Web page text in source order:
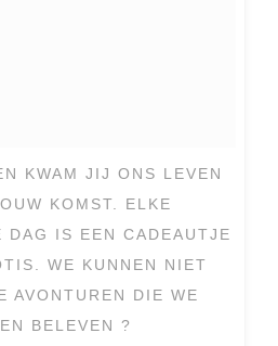
KWAM JIJ ONS LEVEN
KOMST. ELKE
DAG IS EEN CADEAUTJE
WE KUNNEN NIET
AVONTUREN DIE WE
BELEVEN ?